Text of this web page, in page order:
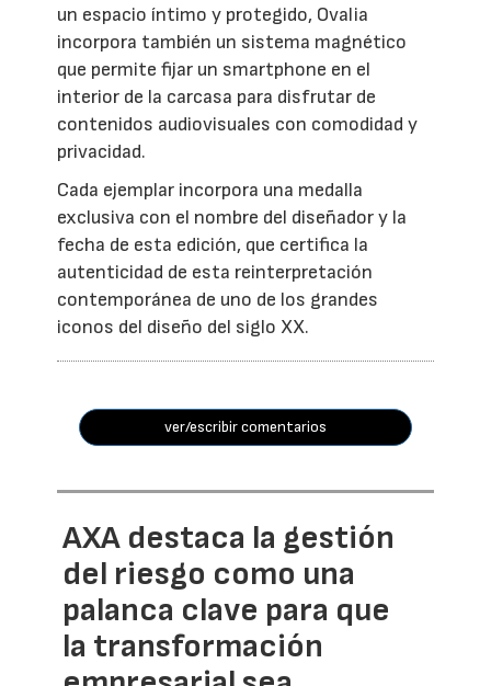
un espacio íntimo y protegido, Ovalia
incorpora también un sistema magnético
que permite fijar un smartphone en el
interior de la carcasa para disfrutar de
contenidos audiovisuales con comodidad y
privacidad.
Cada ejemplar incorpora una medalla
exclusiva con el nombre del diseñador y la
fecha de esta edición, que certifica la
autenticidad de esta reinterpretación
contemporánea de uno de los grandes
iconos del diseño del siglo XX.
ver/escribir comentarios
AXA destaca la gestión
del riesgo como una
palanca clave para que
la transformación